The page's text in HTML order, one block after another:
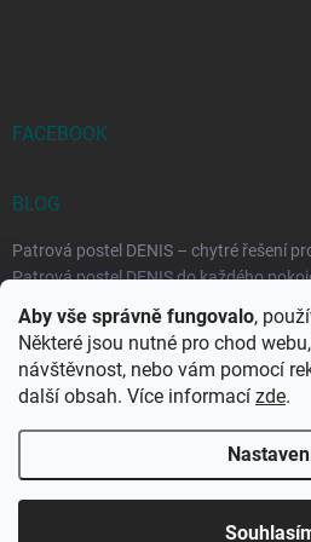
Aby vše správně fungovalo,
Některé jsou nutné pro chod
návštěvnost, nebo vám pomocí
další obsah. Více informací zde.
FACEBOOK
BLOG
Patrová postel DENIS – chytré řešení
Patrová postel DENIS do každého
Rozkládací postele RELAX – ideální
každodenní spaní
Rozkládací postel, která se přizpůsobí
Copyright 2026DK-obchod.cz.
nastavení